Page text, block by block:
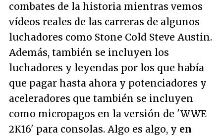
combates de la historia mientras vemos
vídeos reales de las carreras de algunos
luchadores como Stone Cold Steve Austin.
Además, también se incluyen los
luchadores y leyendas por los que había
que pagar hasta ahora y potenciadores y
aceleradores que también se incluyen
como micropagos en la versión de 'WWE
2K16' para consolas. Algo es algo, y en